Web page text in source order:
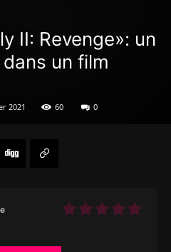
II: Revenge»: un
un film
2021 60 0